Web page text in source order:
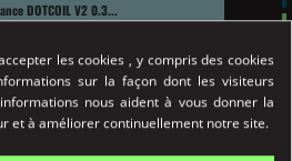
DOTCOIL V2 0.3...
Détail
les cookies , y compris des cookies
sur la façon dont les visiteurs
nous aident à vous donner la
et à améliorer continuellement notre site.